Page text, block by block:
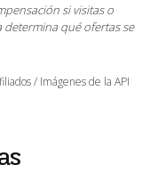
si visitas o
determina qué ofertas se
/ Imágenes de la API